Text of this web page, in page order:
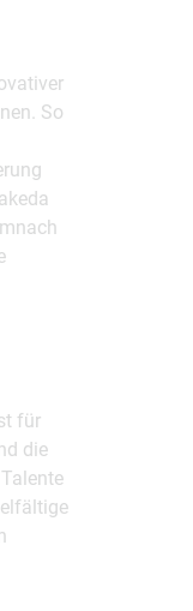
So
für
die